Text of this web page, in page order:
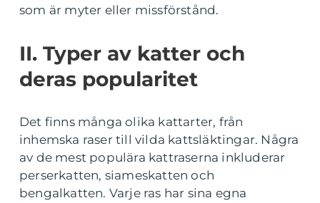
som är myter eller missförstånd.
II. Typer av katter och
deras popularitet
Det finns många olika kattarter, från
inhemska raser till vilda kattsläktingar. Några
av de mest populära kattraserna inkluderar
perserkatten, siameskatten och
bengalkatten. Varje ras har sina egna